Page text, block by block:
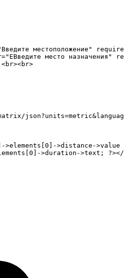
местоположение"
место назначения"
>distance-
>duration->text;